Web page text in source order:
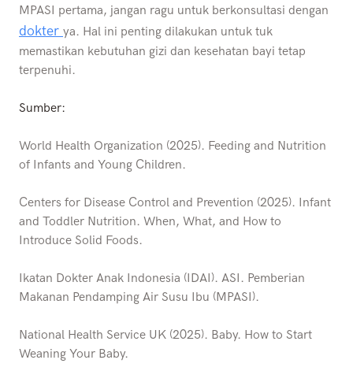
MPASI pertama, jangan ragu untuk berkonsultasi dengan
dokter ya. Hal ini penting dilakukan untuk tuk
memastikan kebutuhan gizi dan kesehatan bayi tetap
terpenuhi.
Sumber:
World Health Organization (2025). Feeding and Nutrition
of Infants and Young Children.
Centers for Disease Control and Prevention (2025). Infant
and Toddler Nutrition. When, What, and How to
Introduce Solid Foods.
Ikatan Dokter Anak Indonesia (IDAI). ASI. Pemberian
Makanan Pendamping Air Susu Ibu (MPASI).
National Health Service UK (2025). Baby. How to Start
Weaning Your Baby.